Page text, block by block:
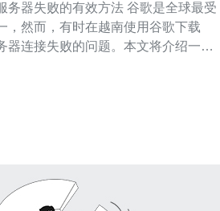
的有效方法 谷歌是全球最受
，然而，有时在越南使用谷歌下载
器连接失败的问题。本文将介绍一些
）是一种可以为用户提供安全、匿名